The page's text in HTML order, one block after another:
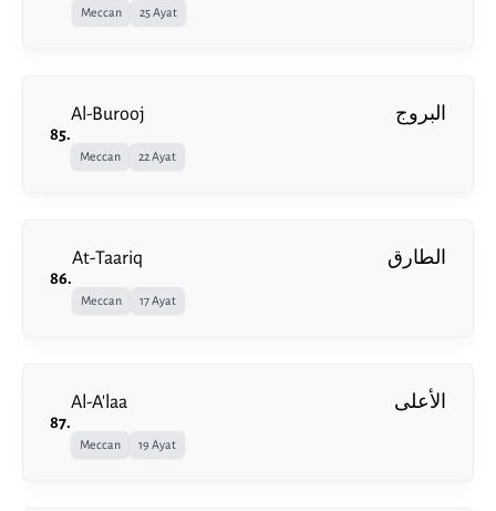
Meccan 25 Ayat
85.
Al-Burooj البروج
Meccan 22 Ayat
86.
At-Taariq الطارق
Meccan 17 Ayat
87.
Al-A'laa الأعلى
Meccan 19 Ayat